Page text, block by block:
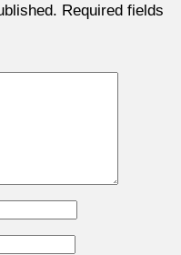
Required fields